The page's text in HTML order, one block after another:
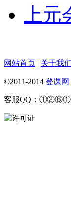
上
网站首页 | 关于我们
©2011-2014 登课网
客服QQ：